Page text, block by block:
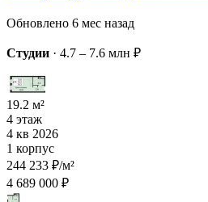
Обновлено 6 мес назад
Студии · 4.7 – 7.6 млн ₽
19.2 м²
4 этаж
4 кв 2026
1 корпус
244 233 ₽/м²
4 689 000 ₽